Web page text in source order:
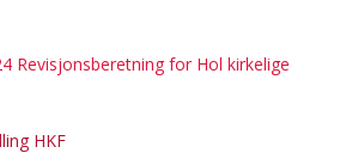
Revisjonsberetning for Hol kirkelige
HKF